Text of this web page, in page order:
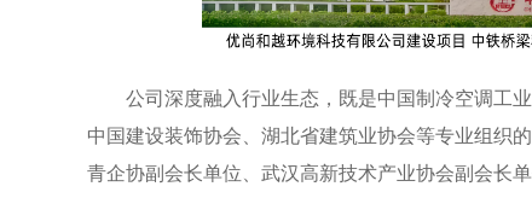
公司深度融入行业生态，既是中国制冷空调工
中国建设装饰协会、湖北省建筑业协会等专业组
青企协副会长单位、武汉高新技术产业协会副会长